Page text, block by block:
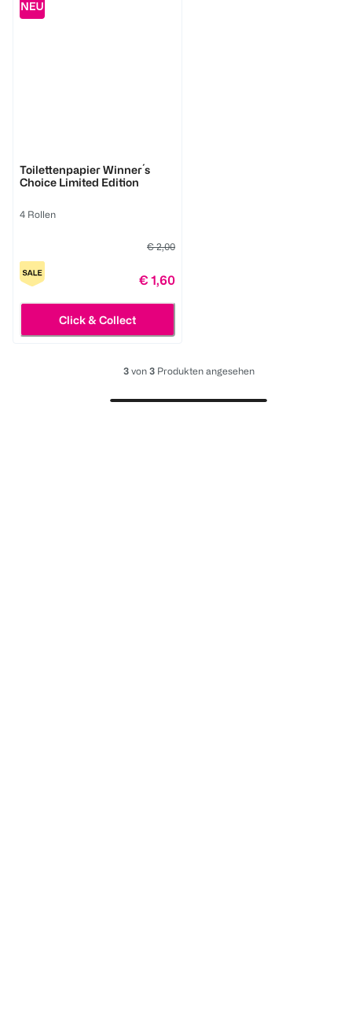
Toilettenpapier Winner´s
Choice Limited Edition
4 Rollen
€ 2,00
€ 1,60
Click & Collect
3 von3 Produkten angesehen